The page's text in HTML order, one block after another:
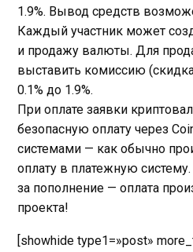
1.9%. Вывод средств
Каждый участник может
и продажу валюты. Для
выставить комиссию
0.1% до 1.9%.
При оплате заявки
безопасную оплату через
системами — как обычно
оплату в платежную
за пополнение — оплата
проекта!
[showhide type1=»post»